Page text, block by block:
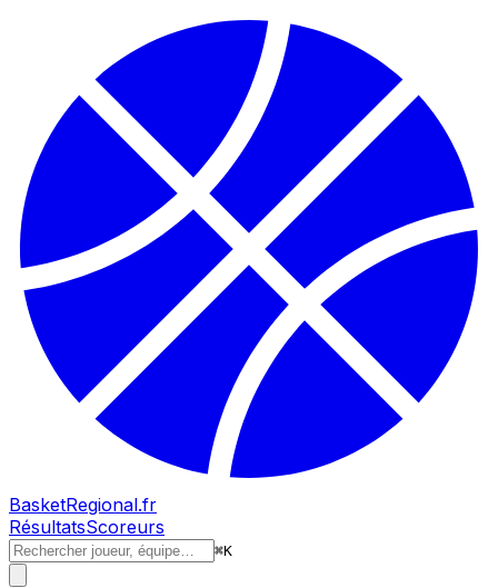
BasketRegional.fr
RésultatsScoreurs
⌘K